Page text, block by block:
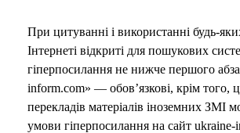
При цитуванні і використанні будь-
Інтернеті відкриті для пошукових
гіперпосилання не нижче першого
inform.com» — обов’язкові, крім того,
перекладів матеріалів іноземних ЗМІ
умови гіперпосилання на сайт ukraine-